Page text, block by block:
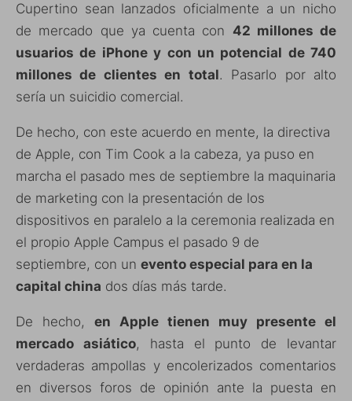
Cupertino sean lanzados oficialmente a un nicho
de mercado que ya cuenta con 42 millones de
usuarios de iPhone y con un potencial de 740
millones de clientes en total. Pasarlo por alto
sería un suicidio comercial.
De hecho, con este acuerdo en mente, la directiva
de Apple, con Tim Cook a la cabeza, ya puso en
marcha el pasado mes de septiembre la maquinaria
de marketing con la presentación de los
dispositivos en paralelo a la ceremonia realizada en
el propio Apple Campus el pasado 9 de
septiembre, con un evento especial para en la
capital china dos días más tarde.
De hecho, en Apple tienen muy presente el
mercado asiático, hasta el punto de levantar
verdaderas ampollas y encolerizados comentarios
en diversos foros de opinión ante la puesta en